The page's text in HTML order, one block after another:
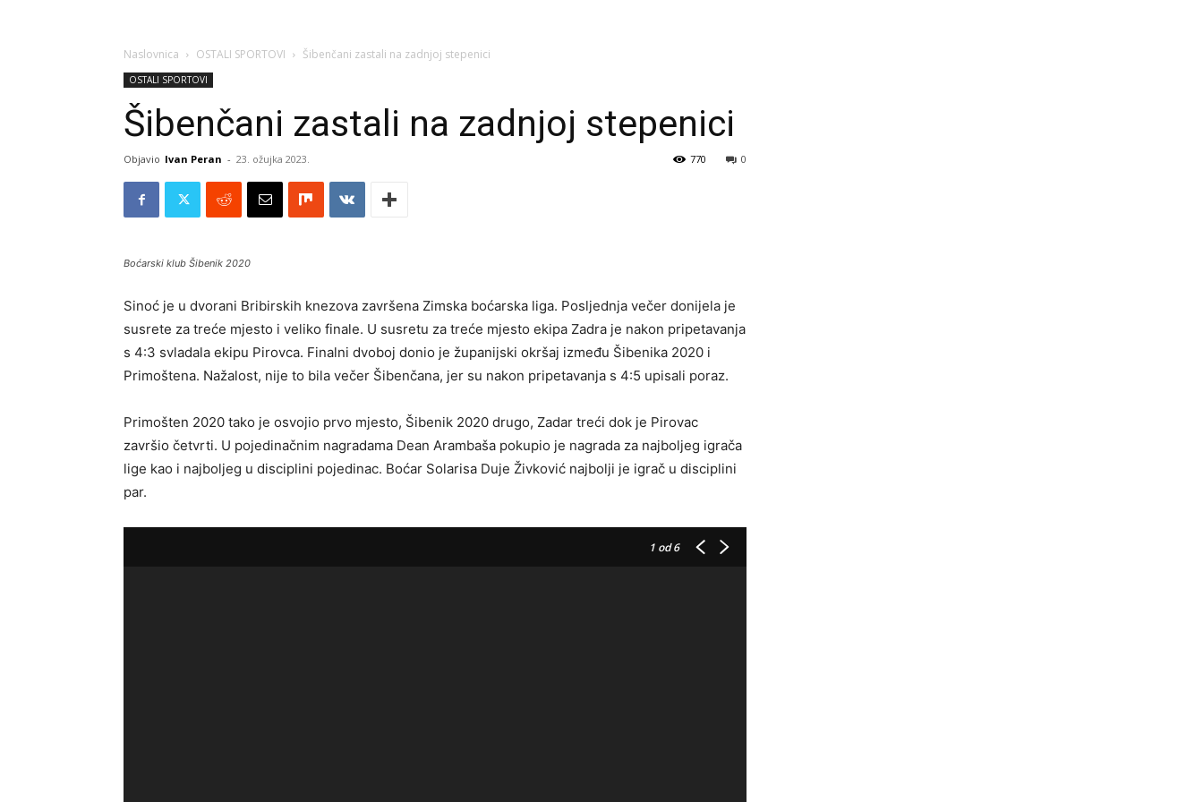
Naslovnica OSTALI SPORTOVI Šibenčani zastali na zadnjoj stepenici
OSTALI SPORTOVI
Šibenčani zastali na zadnjoj stepenici
Objavio Ivan Peran - 23. ožujka 2023. 0
770
Boćarski klub Šibenik 2020
Sinoć je u dvorani Bribirskih knezova završena Zimska boćarska liga. Posljednja večer donijela je
susrete za treće mjesto i veliko finale. U susretu za treće mjesto ekipa Zadra je nakon pripetavanja
s 4:3 svladala ekipu Pirovca. Finalni dvoboj donio je županijski okršaj između Šibenika 2020 i
Primoštena. Nažalost, nije to bila večer Šibenčana, jer su nakon pripetavanja s 4:5 upisali poraz.
Primošten 2020 tako je osvojio prvo mjesto, Šibenik 2020 drugo, Zadar treći dok je Pirovac
završio četvrti. U pojedinačnim nagradama Dean Arambaša pokupio je nagrada za najboljeg igrača
lige kao i najboljeg u disciplini pojedinac. Boćar Solarisa Duje Živković najbolji je igrač u disciplini
par.
1 od 6